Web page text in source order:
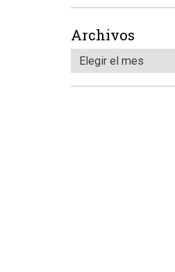
Archivos
Elegir el mes